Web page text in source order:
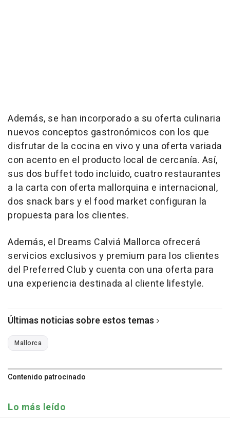
Además, se han incorporado a su oferta culinaria
nuevos conceptos gastronómicos con los que
disfrutar de la cocina en vivo y una oferta variada
con acento en el producto local de cercanía. Así,
sus dos buffet todo incluido, cuatro restaurantes
a la carta con oferta mallorquina e internacional,
dos snack bars y el food market configuran la
propuesta para los clientes.
Además, el Dreams Calviá Mallorca ofrecerá
servicios exclusivos y premium para los clientes
del Preferred Club y cuenta con una oferta para
una experiencia destinada al cliente lifestyle.
Últimas noticias sobre estos temas
Mallorca
Contenido patrocinado
Lo más leído